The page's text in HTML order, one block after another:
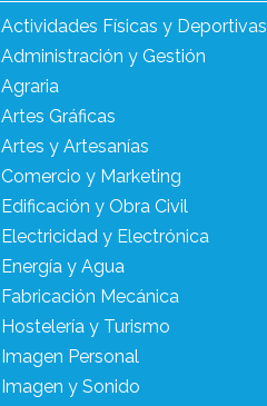
Actividades Físicas y Deportivas
Administración y Gestión
Agraria
Artes Gráficas
Artes y Artesanías
Comercio y Marketing
Edificación y Obra Civil
Electricidad y Electrónica
Energía y Agua
Fabricación Mecánica
Hostelería y Turismo
Imagen Personal
Imagen y Sonido